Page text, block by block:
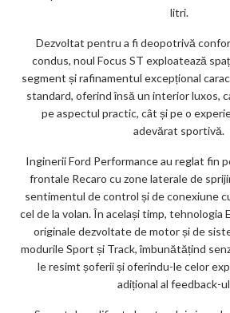
litri.
Dezvoltat pentru a fi deopotrivă
condus, noul Focus ST exploatează
segment și rafinamentul excepțional
standard, oferind însă un interior luxos,
pe aspectul practic, cât și pe o
adevărat sportivă.
Inginerii Ford Performance au reglat fin
frontale Recaro cu zone laterale de
sentimentul de control și de conexiune
cel de la volan. În același timp, tehnologia
originale dezvoltate de motor și de
modurile Sport și Track, îmbunătățind
le resimt șoferii și oferindu-le celor
adițional al feedback-